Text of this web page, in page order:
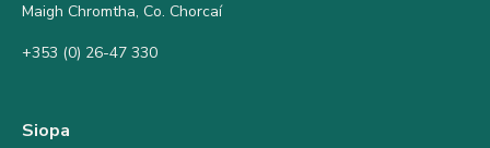
Maigh Chromtha, Co. Chorcaí
+353 (0) 26-47 330
Siopa